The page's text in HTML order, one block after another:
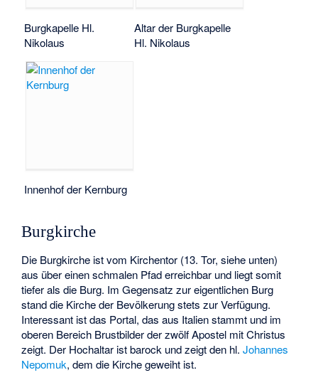
Burgkapelle Hl.
Nikolaus
Altar der Burgkapelle
Hl. Nikolaus
Innenhof der Kernburg
Burgkirche
Die Burgkirche ist vom Kirchentor (13. Tor, siehe unten)
aus über einen schmalen Pfad erreichbar und liegt somit
tiefer als die Burg. Im Gegensatz zur eigentlichen Burg
stand die Kirche der Bevölkerung stets zur Verfügung.
Interessant ist das Portal, das aus Italien stammt und im
oberen Bereich Brustbilder der zwölf Apostel mit Christus
zeigt. Der Hochaltar ist barock und zeigt den hl.Johannes
Nepomuk, dem die Kirche geweiht ist.